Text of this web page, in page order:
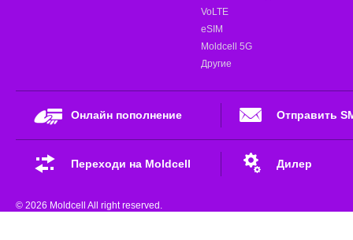
VoLTE
eSIM
Moldcell 5G
Другие
Онлайн пополнение Отправить
Переходи на Moldcell Дилер
© 2026 Moldcell All right reserved.